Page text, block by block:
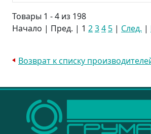
Товары 1 - 4 из 198
Начало | Пред. | 1 234 5 | След. |
Возврат к списку